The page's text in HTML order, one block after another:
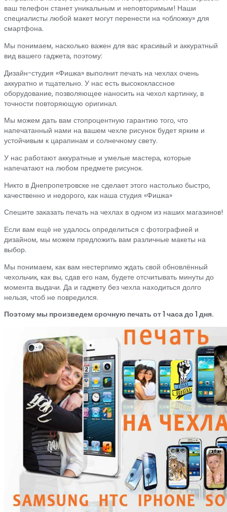
ваш телефон станет уникальным и неповторимым! Наши
специалисты любой макет могут перенести на «обложку» для
смартфона.
Мы понимаем, насколько важен для вас красивый и аккуратный
вид вашего гаджета, поэтому:
Дизайн-студия «Фишка» выполнит печать на чехлах очень
аккуратно и тщательно. У нас есть высококлассное
оборудование, позволяющее наносить на чехол картинку, в
точности повторяющую оригинал.
Мы можем дать вам стопроцентную гарантию того, что
напечатанный нами на вашем чехле рисунок будет ярким и
устойчивым к царапинам и солнечному свету.
У нас работают аккуратные и умелые мастера, которые
напечатают на любом предмете рисунок.
Никто в Днепропетровске не сделает этого настолько быстро,
качественно и недорого, как наша студия «Фишка»
Спешите заказать печать на чехлах в одном из наших магазинов!
Если вам ещё не удалось определиться с фотографией и
дизайном, мы можем предложить вам различные макеты на
выбор.
Мы понимаем, как вам нестерпимо ждать свой обновлённый
чехольчик, как вы, сдав его нам, будете отсчитывать минуты до
момента выдачи. Да и гаджету без чехла находиться долго
нельзя, чтоб не повредился.
Поэтому мы произведем срочную печать от 1 часа до 1 дня.